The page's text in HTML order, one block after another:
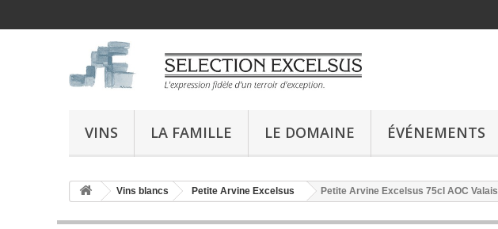
VINS LA FAMILLE LE DOMAINE ÉVÉNEMENTS
Vins blancs Petite Arvine Excelsus Petite Arvine Excelsus 75cl AOC Valais